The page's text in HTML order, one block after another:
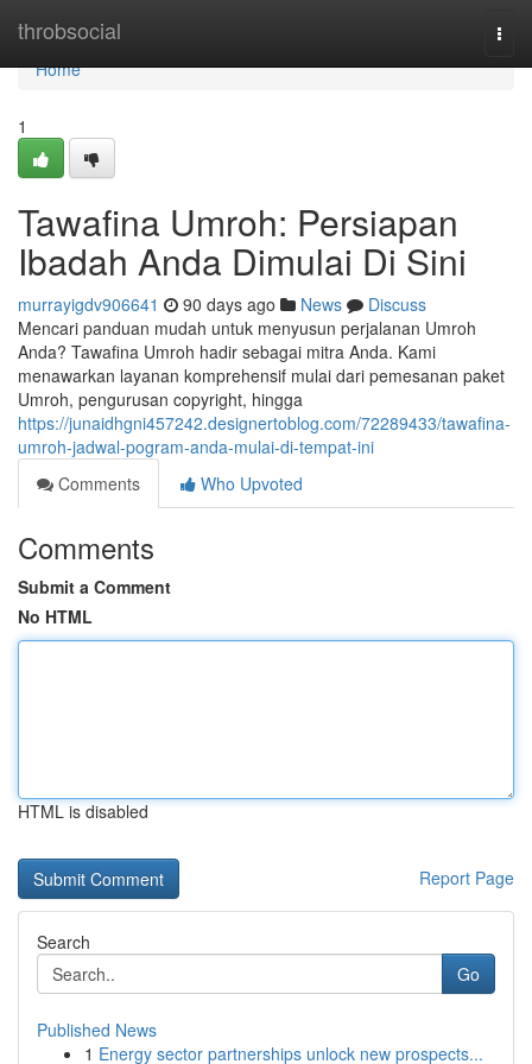
throbsocial
Home
Home
1
Tawafina Umroh: Persiapan
Ibadah Anda Dimulai Di Sini
murrayigdv906641 90 days ago News
Discuss
Mencari panduan mudah untuk menyusun perjalanan Umroh
Anda? Tawafina Umroh hadir sebagai mitra Anda. Kami
menawarkan layanan komprehensif mulai dari pemesanan paket
Umroh, pengurusan copyright, hingga
https://junaidhgni457242.designertoblog.com/72289433/tawafina-
umroh-jadwal-pogram-anda-mulai-di-tempat-ini
Comments
Who Upvoted
Comments
Submit a Comment
No HTML
HTML is disabled
Report Page
Search
Go
Published News
1 Energy sector partnerships unlock new prospects...